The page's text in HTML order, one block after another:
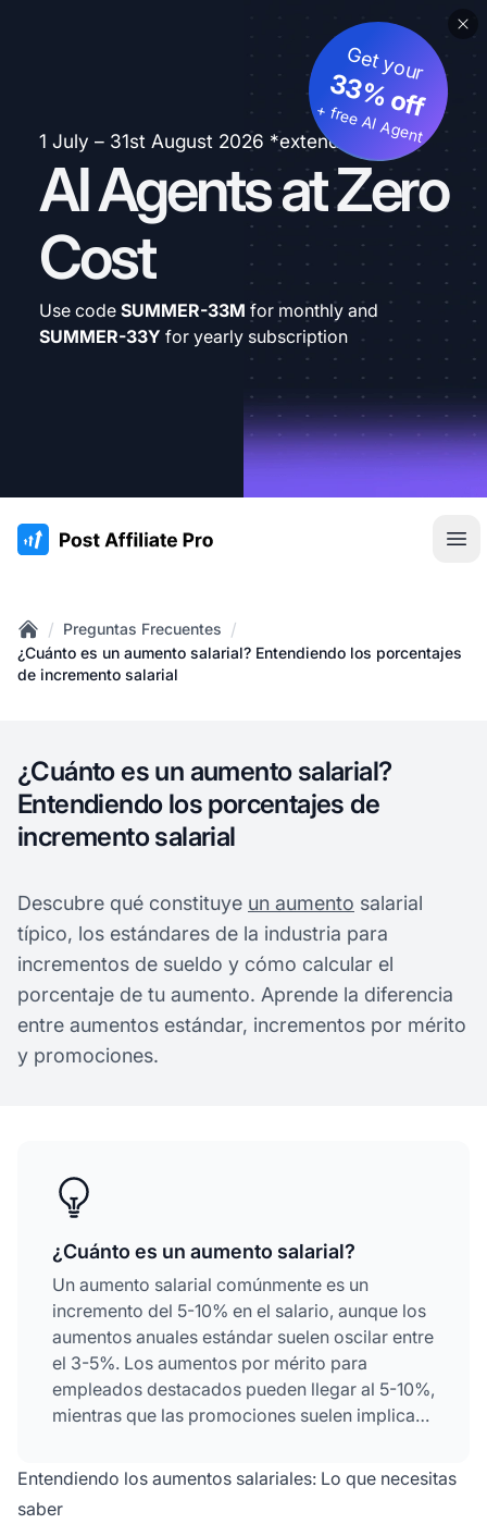
1 July – 31st August 2026 *extended
AI Agents at Zero
Cost
Get your
33% off
+ free AI Agent
Use code SUMMER-33M for monthly and
SUMMER-33Y for yearly subscription
:site.title
Home
/ Preguntas Frecuentes /
¿Cuánto es un aumento salarial? Entendiendo los porcentajes
de incremento salarial
¿Cuánto es un aumento salarial?
Entendiendo los porcentajes de
incremento salarial
Descubre qué constituye un aumento salarial
típico, los estándares de la industria para
incrementos de sueldo y cómo calcular el
porcentaje de tu aumento. Aprende la diferencia
entre aumentos estándar, incrementos por mérito
y promociones.
¿Cuánto es un aumento salarial?
Un aumento salarial comúnmente es un
incremento del 5-10% en el salario, aunque los
aumentos anuales estándar suelen oscilar entre
el 3-5%. Los aumentos por mérito para
empleados destacados pueden llegar al 5-10%,
mientras que las promociones suelen implicar
Entendiendo los aumentos salariales: Lo que necesitas
saber